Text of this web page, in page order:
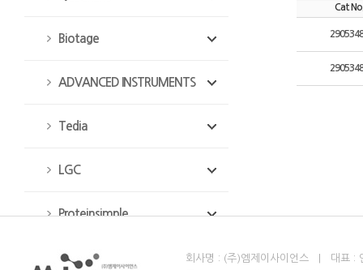
Biotage
ADVANCED INSTRUMENTS
Tedia
LGC
Proteinsimple
MJ Science
Cat No.
회사명 : (주)엠제이사이언스 | 대